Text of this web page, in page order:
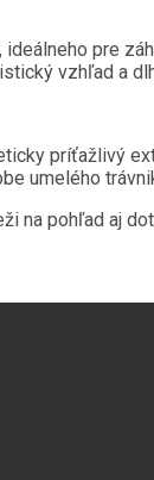
pre
vzhľad a
príťažlivý
umelého
na pohľad aj